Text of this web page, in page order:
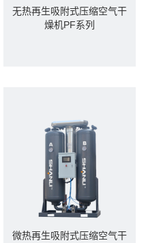
无热再生吸附式压缩空气干
燥机PF系列
微热再生吸附式压缩空气干